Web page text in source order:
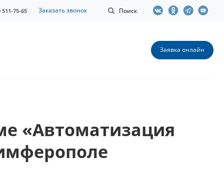
Поиск
511-75-65 Заказать звонок
Заявка онлайн
«Автоматизация